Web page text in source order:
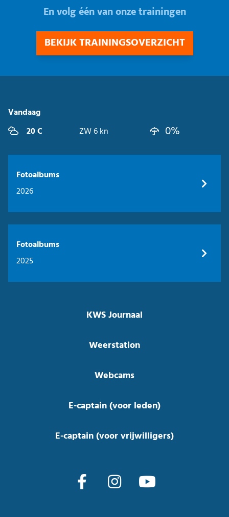
En volg één van onze trainingen
BEKIJK TRAININGSOVERZICHT
Vandaag
20 C
ZW 6 kn 0%
Fotoalbums
2026
Fotoalbums
2025
KWS Journaal
Weerstation
Webcams
E-captain (voor leden)
E-captain (voor vrijwilligers)